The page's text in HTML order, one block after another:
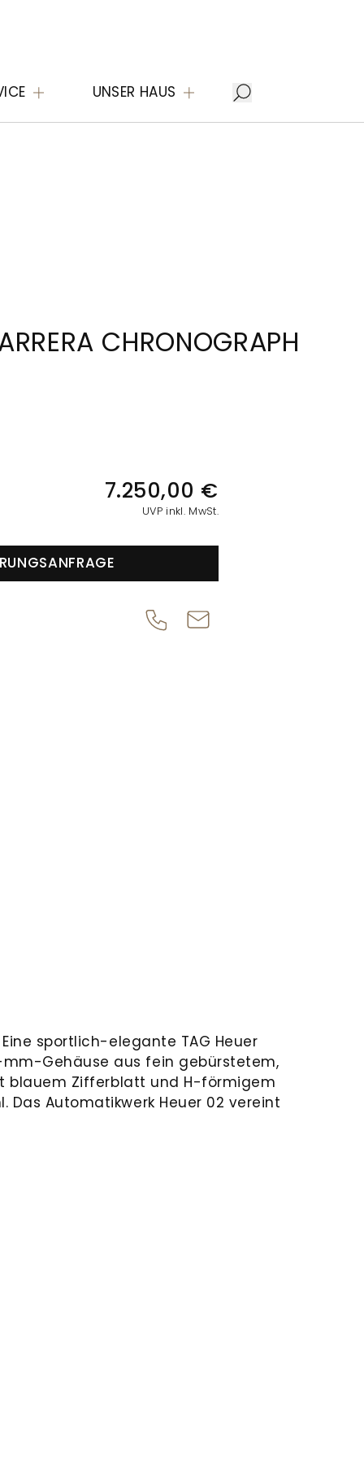
UNSER HAUS
CHRONOGRAPH
7.250,00 €
UVP inkl. MwSt.
Eine sportlich-elegante TAG Heuer
Gehäuse aus fein gebürstetem,
blauem Zifferblatt und H-förmigem
Das Automatikwerk Heuer 02 vereint